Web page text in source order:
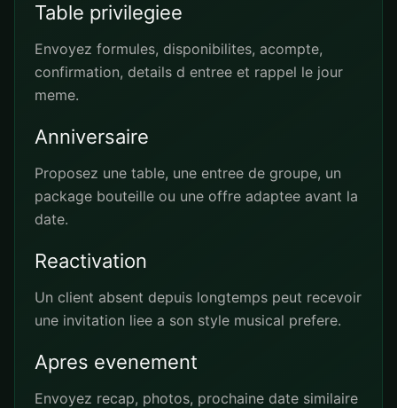
Table privilegiee
Envoyez formules, disponibilites, acompte,
confirmation, details d entree et rappel le jour
meme.
Anniversaire
Proposez une table, une entree de groupe, un
package bouteille ou une offre adaptee avant la
date.
Reactivation
Un client absent depuis longtemps peut recevoir
une invitation liee a son style musical prefere.
Apres evenement
Envoyez recap, photos, prochaine date similaire